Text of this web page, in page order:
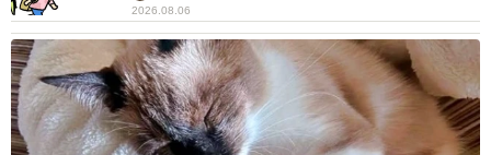
2026.08.06